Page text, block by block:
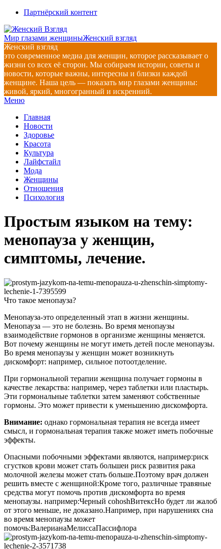
Перейти
содержимому
Партнёрский контент
Мир глазами женщиныЖенский взгляд
Женский взгляд
это современное медиа для женщин, которое рассказывает о
жизни со всех её сторон. Мы собираем истории, советы и
новости, которые важны, интересны и близки каждой
женщине. Наша цель — показать мир глазами женщины:
живой, яркий, многогранный и искренний.
Главное
меню
Меню
Главная
Новости
Здоровье
Красота
Культура
Лайфстайл
Мода
Женщины
Отношения
Психология
Простым языком на тему:
менопауза у женщин,
симптомы, лечение.
Что такое менопауза?
Менопауза-это определенный этап в жизни женщины.
Менопауза — это не болезнь. Во время менопаузы
взаимодействие гормонов в организме женщины меняется.
Вот почему женщины не могут иметь детей после менопаузы.
Во время менопаузы у женщин может возникнуть
дискомфорт: например, сильное потоотделение.
При гормональной терапии женщина получает гормоны в
качестве лекарства: например, через таблетки или пластырь.
Эти гормональные таблетки затем заменяют собственные
гормоны. Это может привести к уменьшению дискомфорта.
Внимание: однако гормональная терапия не всегда имеет
смысл, и гормональная терапия также может иметь побочные
эффекты.
Опасными побочными эффектами являются, например:риск
сгустков крови может стать большеи риск развития рака
молочной железы может стать больше.Поэтому врач должен
решить вместе с женщиной:Кроме того, различные травяные
средства могут помочь против дискомфорта во время
менопаузы. например:Черный cohoshВитексНо будет ли жалоб
от этого меньше, не доказано.Например, при нарушениях сна
во время менопаузы может
помочь:ВалерианаМелиссаПассифлора